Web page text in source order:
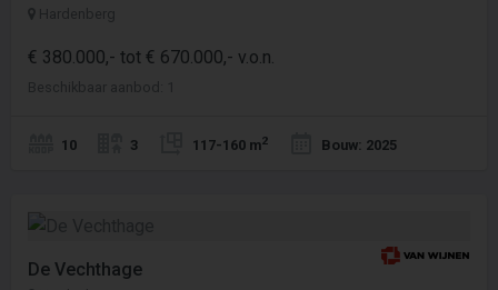
Hardenberg
€ 380.000,- tot € 670.000,- v.o.n.
Beschikbaar aanbod: 1
10 3 117-160 m2 Bouw: 2025
De Vechthage